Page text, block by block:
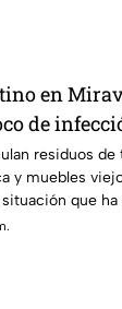
en
de
residuos de
y muebles
que ha
quienes